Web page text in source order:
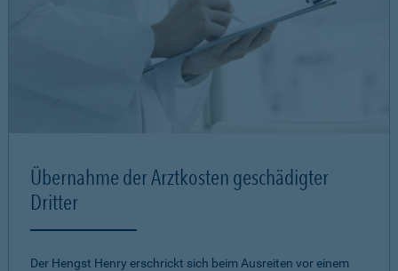
Übernahme der Arztkosten geschädigter
Dritter
Der Hengst Henry erschrickt sich beim Ausreiten vor einem